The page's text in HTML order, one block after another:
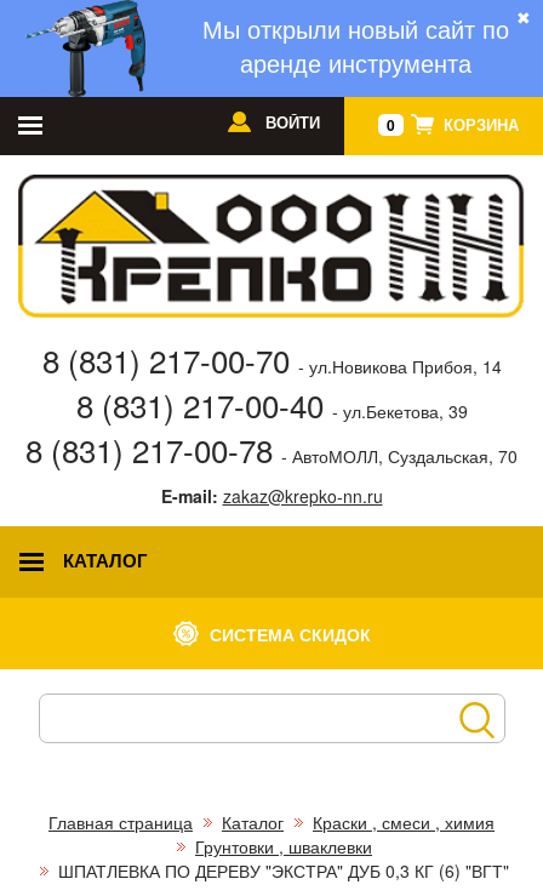
✖
Мы открыли новый сайт по
аренде инструмента
0 КОРЗИНА
ВОЙТИ
8 (831) 217-00-70 - ул.Новикова Прибоя, 14
8 (831) 217-00-40 - ул.Бекетова, 39
8 (831) 217-00-78 - АвтоМОЛЛ, Суздальская, 70
E-mail: zakaz@krepko-nn.ru
КАТАЛОГ
СИСТЕМА СКИДОК
Главная страница Каталог
Краски , смеси , химия
Грунтовки , шваклевки
ШПАТЛЕВКА ПО ДЕРЕВУ "ЭКСТРА" ДУБ 0,3 КГ (6) "ВГТ"